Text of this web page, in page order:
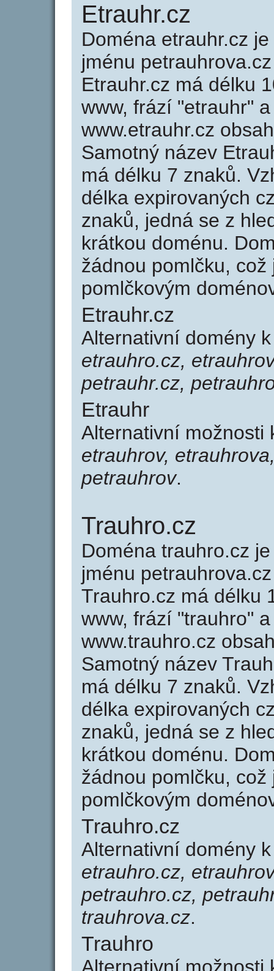
Etrauhr.cz
Doména etrauhr.cz
jménu
Etrauhr.cz má délku
www, frází "etrauhr"
www.etrauhr.cz
Samotný název
má délku 7 znaků.
délka expirovaných
znaků, jedná se z
krátkou doménu.
žádnou pomlčku,
pomlčkovým
Etrauhr.cz
Alternativní domény
etrauhro.cz,
petrauhr.cz,
Etrauhr
Alternativní
etrauhrov,
petrauhrov.
Trauhro.cz
Doména trauhro.cz
jménu
Trauhro.cz má délku
www, frází "trauhro"
www.trauhro.cz
Samotný název
má délku 7 znaků.
délka expirovaných
znaků, jedná se z
krátkou doménu.
žádnou pomlčku,
pomlčkovým
Trauhro.cz
Alternativní domény
etrauhro.cz,
petrauhro.cz,
trauhrova.cz.
Trauhro